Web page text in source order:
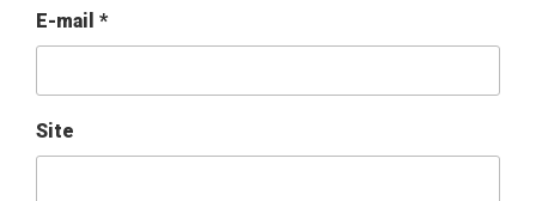
E-mail *
Site